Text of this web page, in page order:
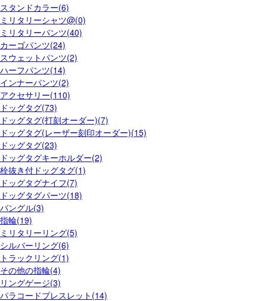
スタンドカラー(6)
ミリタリーシャツ@(0)
ミリタリーパンツ(40)
カーゴパンツ(24)
スウェットパンツ(2)
ハーフパンツ(14)
インナーパンツ(2)
アクセサリー(110)
ドッグタグ(73)
ドッグタグ(打刻オーダー)(7)
ドッグタグ(レーザー刻印オーダー)(15)
ドッグタグ(23)
ドッグタグキーホルダー(2)
栓抜き付ドッグタグ(1)
ドッグタグナイフ(7)
ドッグタグパーツ(18)
バングル(3)
指輪(19)
ミリタリーリング(5)
シルバーリング(6)
トラックリング(1)
その他の指輪(4)
リングゲージ(3)
パラコードブレスレット(14)